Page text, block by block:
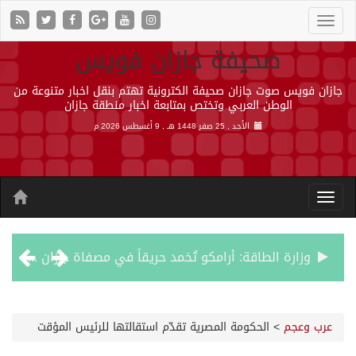
صحيفة جازان فويس
جازان فويس صوت جازان صحيفة الكترونية تهتم بنقل اخبار متنوعة من
الوطن العربي وتختص بمتابعة اخبار منطقة جازان
الأحد , 25 صفر 1448 هـ , 9 أغسطس 2026 م
وزارة الطاقة: أرامكو تُخمد حريقاً في مصفاة جازان دون إصابات
عرب وعجم > الحكومة المصرية تقدّم استقالتها للرئيس المؤقت